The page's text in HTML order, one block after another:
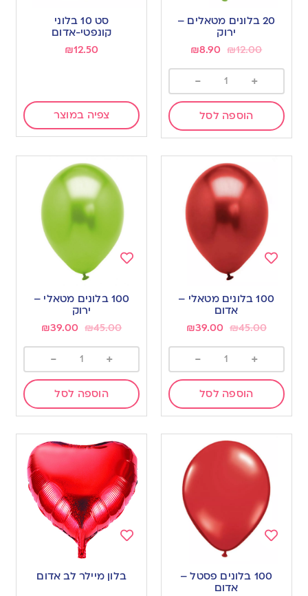
to
20 בלונים מטאלים –
ירוק
₪12.00
₪8.90
+
-
הוספה לסל
wishlist
סט 10 בלוני
קונפטי-אדום
₪12.50
צפיה במוצר
wishlist
100 בלונים מטאלי –
אדום
₪45.00
₪39.00
+
-
הוספה לסל
wishlist
100 בלונים מטאלי –
ירוק
₪45.00
₪39.00
+
-
הוספה לסל
100 בלונים פסטל –
אדום
wishlist
בלון מיילר לב אדום